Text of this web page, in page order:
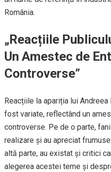
România.
„Reacțiile
Un Amestec de
Controverse”
Reacțiile la apariția lui
fost variate, reflectând un
controverse. Pe de o parte,
realizare și au apreciat
altă parte, au existat și critici
alegerea acestei teme și